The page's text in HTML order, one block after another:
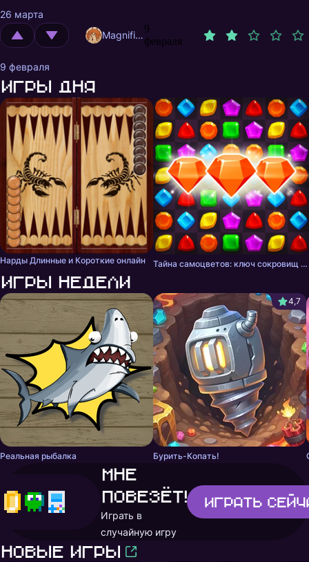
26 марта
MagnificentMrFox
9
февраля
9 февраля
Игры дня
Нарды Длинные и Короткие онлайн Тайна самоцветов: ключ сокровищ - три в ряд
Игры недели
Реальная рыбалка
4,7
Бурить-Копать!
Мне
повезёт!
Играть в
случайную игру
Играть
Новые игры